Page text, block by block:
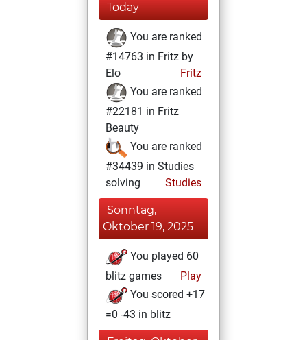
Today
You are ranked
#14763 in Fritz by
Elo
Fritz
You are ranked
#22181 in Fritz
Beauty
You are ranked
#34439 in Studies
solving
Studies
Sonntag,
Oktober 19, 2025
You played 60
blitz games
Play
You scored +17
=0 -43 in blitz